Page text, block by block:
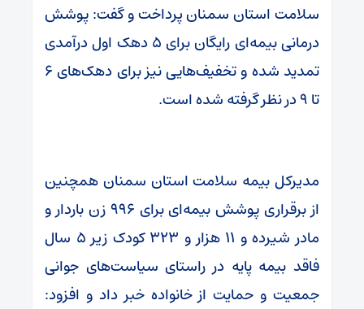
سلامت استان سمنان پرداخت و گفت: پوشش
درمانی بیمه‌ای رایگان برای ۵ دهک اول درآمدی
تمدید شده و تخفیف‌هایی نیز برای دهک‌های ۶
تا ۹ در نظر گرفته شده است.
مدیرکل بیمه سلامت استان سمنان همچنین
از برقراری پوشش بیمه‌ای برای ۹۹۶ زن باردار و
مادر شیرده و ۱۱ هزار و ۳۲۳ کودک زیر ۵ سال
فاقد بیمه پایه در راستای سیاست‌های جوانی
جمعیت و حمایت از خانواده خبر داد و افزود: